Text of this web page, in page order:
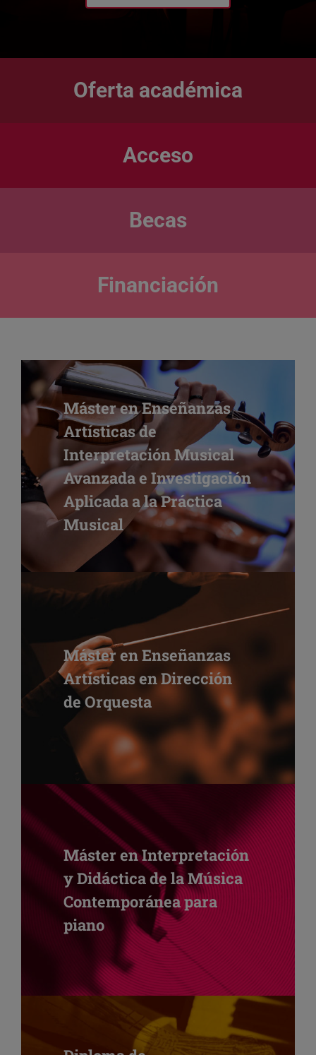
Oferta académica
Acceso
Becas
Financiación
Máster en Enseñanzas
Artísticas de
Interpretación Musical
Avanzada e Investigación
Aplicada a la Práctica
Musical
Máster en Enseñanzas
Artísticas en Dirección
de Orquesta
Máster en Interpretación
y Didáctica de la Música
Contemporánea para
piano